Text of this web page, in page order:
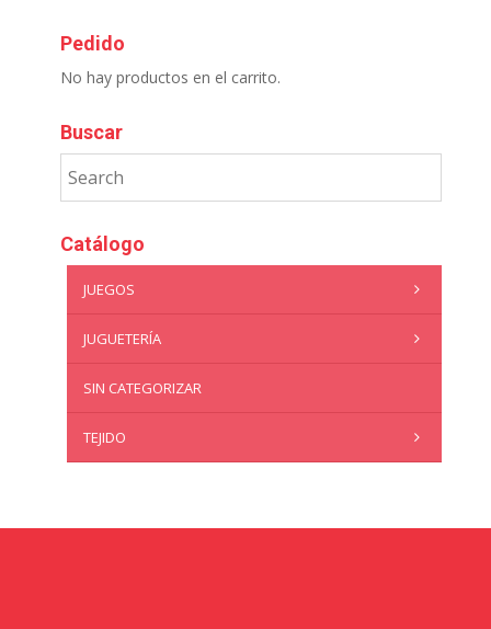
Pedido
No hay productos en el carrito.
Buscar
Catálogo
JUEGOS
JUGUETERÍA
SIN CATEGORIZAR
TEJIDO